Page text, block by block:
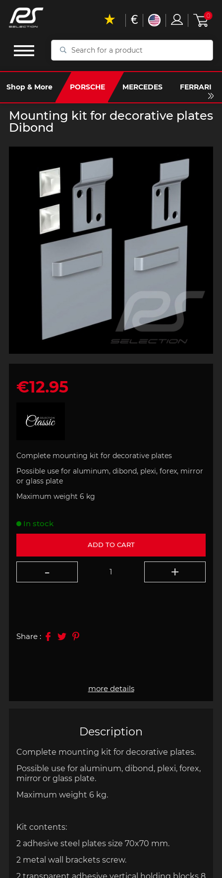
Search
a
product
Shop & More PORSCHE MERCEDES FERRARI
€ 0
Mounting kit for decorative plates
Dibond
Description
Complete mounting kit for decorative plates.
Possible use for aluminum, dibond, plexi, forex,
mirror or glass plate.
Maximum weight 6 kg.
Kit contents:
2 adhesive steel plates size 70x70 mm.
2 metal wall brackets screw.
€12.95
Complete mounting kit for decorative plates
Possible use for aluminum, dibond, plexi, forex, mirror
or glass plate
Maximum weight 6 kg
more details
ADD TO CART
In stock
Share :